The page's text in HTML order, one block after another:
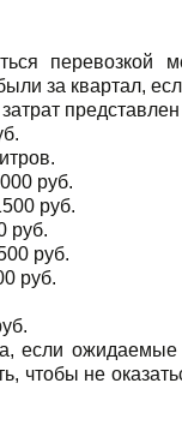
перевозкой
за квартал,
руб.
руб.
руб.
руб.
руб.
если
чтобы не